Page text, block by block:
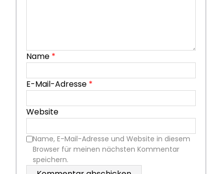
Name *
E-Mail-Adresse *
Website
Name, E-Mail-Adresse und Website in diesem
Browser für meinen nächsten Kommentar
speichern.